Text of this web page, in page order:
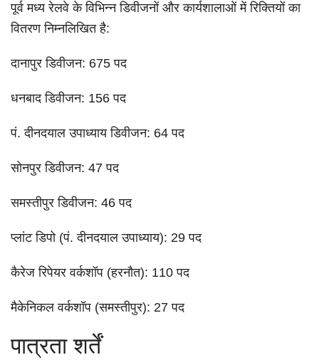
पूर्व मध्य रेलवे के विभिन्न डिवीजनों और कार्यशालाओं में रिक्तियों का
वितरण निम्नलिखित है:
दानापुर डिवीजन: 675 पद
धनबाद डिवीजन: 156 पद
पं. दीनदयाल उपाध्याय डिवीजन: 64 पद
सोनपुर डिवीजन: 47 पद
समस्तीपुर डिवीजन: 46 पद
प्लांट डिपो (पं. दीनदयाल उपाध्याय): 29 पद
कैरेज रिपेयर वर्कशॉप (हरनौत): 110 पद
मैकेनिकल वर्कशॉप (समस्तीपुर): 27 पद
पात्रता शर्तें